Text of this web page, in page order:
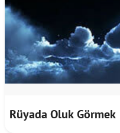
Rüyada Oluk Görmek